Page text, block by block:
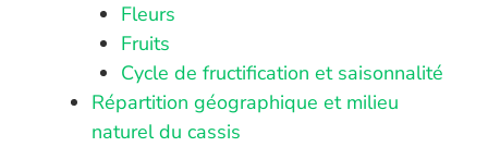
Fleurs
Fruits
Cycle de fructification et saisonnalité
Répartition géographique et milieu
naturel du cassis